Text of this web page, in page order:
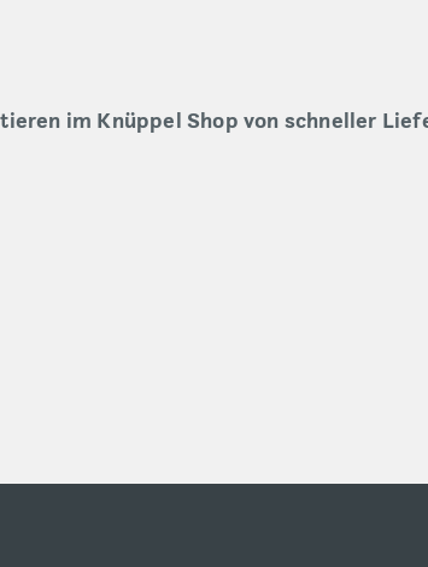
im Knüppel Shop von schneller